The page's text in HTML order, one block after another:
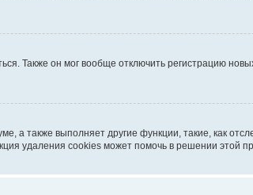
Также он мог вообще отключить регистрацию
также выполняет другие функции, такие, как
удаления cookies может помочь в решении этой